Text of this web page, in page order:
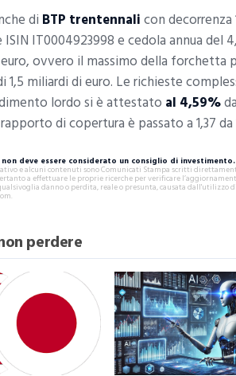
di BTP trentennalicon decorrenza
ISIN IT0004923998 e cedola annua
ovvero il massimo della forchetta
1,5 miliardi di euro. Le richieste
lordo si è attestato al 4,59%
di copertura è passato a 1,37 da
deve essere considerato un consiglio di investimento.
e alcuni contenuti sono Comunicati Stampa scritti
a effettuare le proprie ricerche per verificare
danno o perdita, reale o presunta, causata dall'utilizzo
perdere